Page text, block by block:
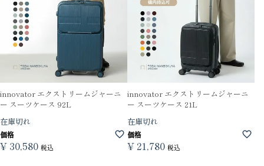
innovator エクストリームジャーニ
ー スーツケース 92L
在庫切れ
価格
¥ 30,580 税込
innovator エクストリームジャーニ
ー スーツケース 21L
在庫切れ
価格
¥21,780 税込